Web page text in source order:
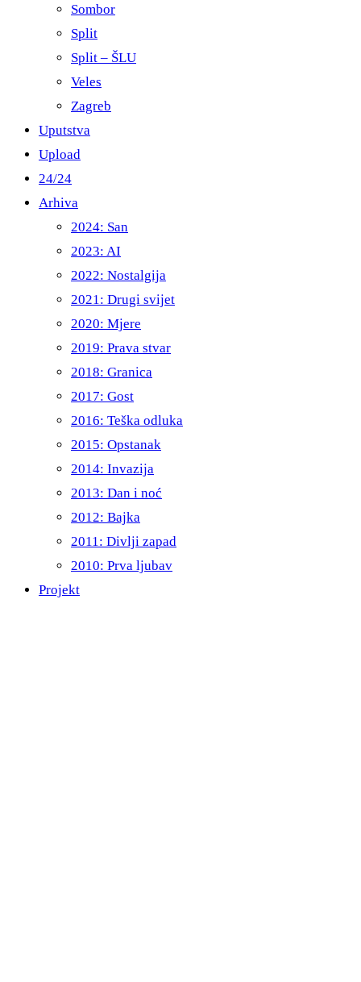
Sombor
Split
Split – ŠLU
Veles
Zagreb
Uputstva
Upload
24/24
Arhiva
2024: San
2023: AI
2022: Nostalgija
2021: Drugi svijet
2020: Mjere
2019: Prava stvar
2018: Granica
2017: Gost
2016: Teška odluka
2015: Opstanak
2014: Invazija
2013: Dan i noć
2012: Bajka
2011: Divlji zapad
2010: Prva ljubav
Projekt